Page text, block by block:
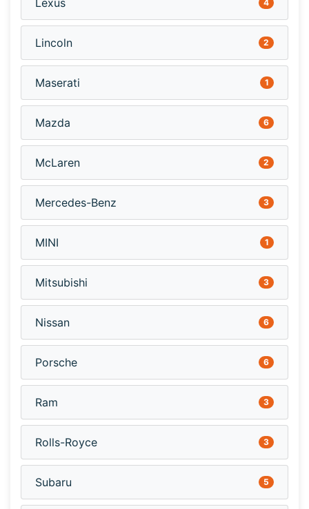
Lexus 4
Lincoln 2
Maserati 1
Mazda 6
McLaren 2
Mercedes-Benz 3
MINI 1
Mitsubishi 3
Nissan 6
Porsche 6
Ram 3
Rolls-Royce 3
Subaru 5